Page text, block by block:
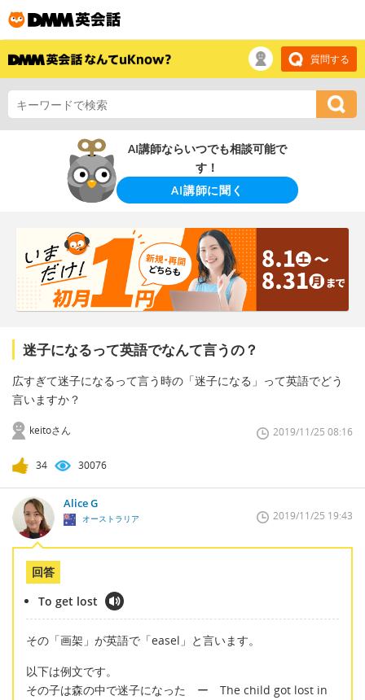
質問する
AI講師ならいつでも相談可能で
す！
AI講師に聞く
迷子になるって英語でなんて言うの？
広すぎて迷子になるって言う時の「迷子になる」って英語でどう
言いますか？
keitoさん 2019/11/25 08:16
34 30076
Alice G
オーストラリア 2019/11/25 19:43
回答
To get lost
その「画架」が英語で「easel」と言います。
以下は例文です。
その子は森の中で迷子になった ー The child got lost in